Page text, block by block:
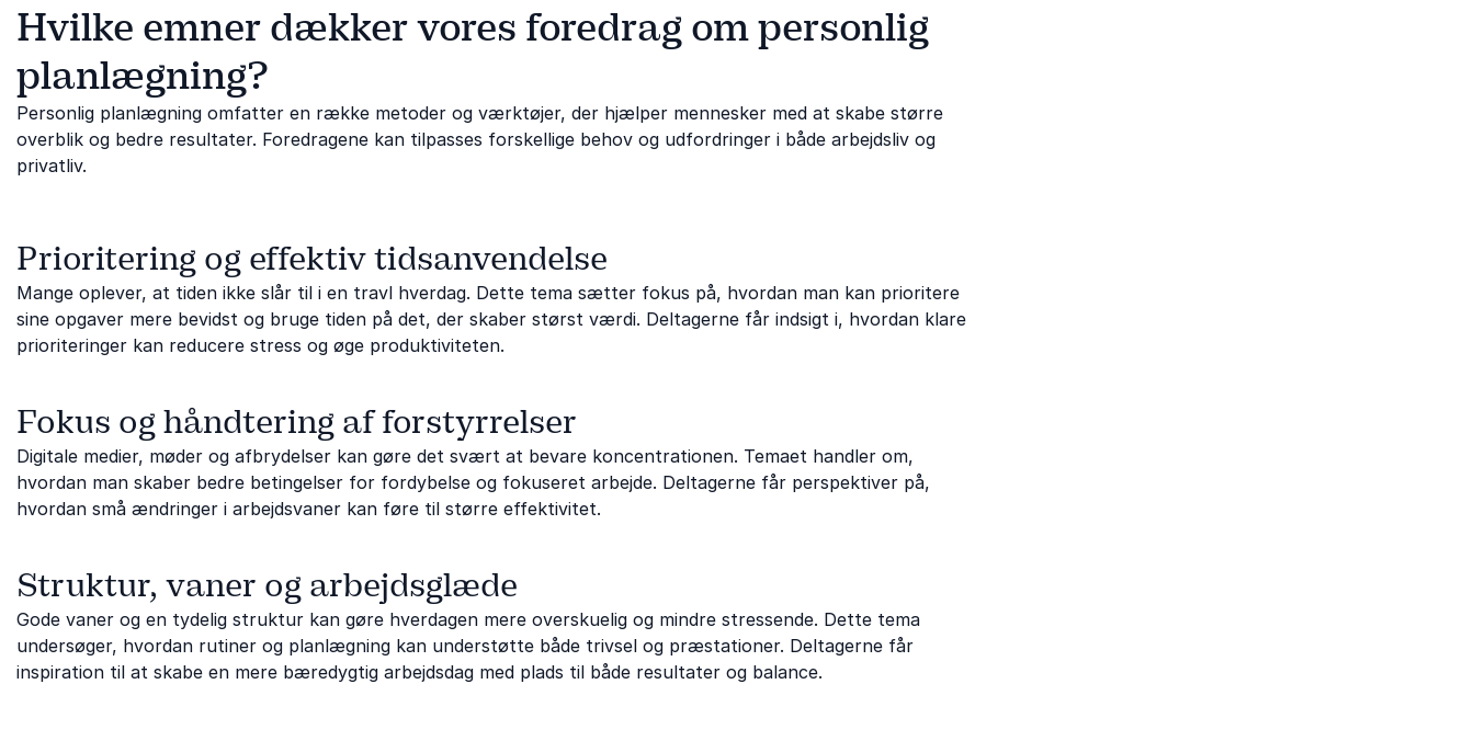
Hvilke emner dækker vores foredrag om personlig
planlægning?
Personlig planlægning omfatter en række metoder og værktøjer, der hjælper mennesker med at skabe større
overblik og bedre resultater. Foredragene kan tilpasses forskellige behov og udfordringer i både arbejdsliv og
privatliv.
Prioritering og effektiv tidsanvendelse
Mange oplever, at tiden ikke slår til i en travl hverdag. Dette tema sætter fokus på, hvordan man kan prioritere
sine opgaver mere bevidst og bruge tiden på det, der skaber størst værdi. Deltagerne får indsigt i, hvordan klare
prioriteringer kan reducere stress og øge produktiviteten.
Fokus og håndtering af forstyrrelser
Digitale medier, møder og afbrydelser kan gøre det svært at bevare koncentrationen. Temaet handler om,
hvordan man skaber bedre betingelser for fordybelse og fokuseret arbejde. Deltagerne får perspektiver på,
hvordan små ændringer i arbejdsvaner kan føre til større effektivitet.
Struktur, vaner og arbejdsglæde
Gode vaner og en tydelig struktur kan gøre hverdagen mere overskuelig og mindre stressende. Dette tema
undersøger, hvordan rutiner og planlægning kan understøtte både trivsel og præstationer. Deltagerne får
inspiration til at skabe en mere bæredygtig arbejdsdag med plads til både resultater og balance.